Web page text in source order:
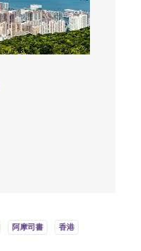
阿摩司書 香港